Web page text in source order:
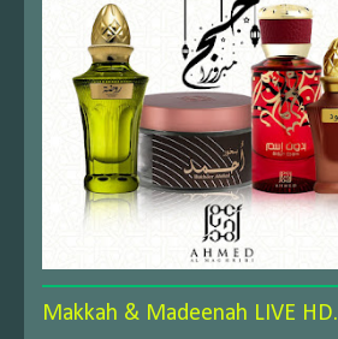
Makkah & Madeenah LIVE HD.